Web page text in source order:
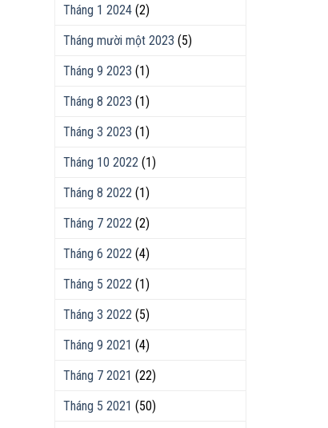
Tháng 1 2024 (2)
Tháng mười một 2023 (5)
Tháng 9 2023 (1)
Tháng 8 2023 (1)
Tháng 3 2023 (1)
Tháng 10 2022 (1)
Tháng 8 2022 (1)
Tháng 7 2022 (2)
Tháng 6 2022 (4)
Tháng 5 2022 (1)
Tháng 3 2022 (5)
Tháng 9 2021 (4)
Tháng 7 2021 (22)
Tháng 5 2021 (50)